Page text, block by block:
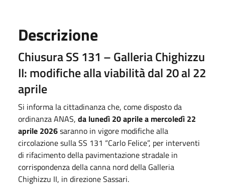
Descrizione
Chiusura SS 131 – Galleria Chighizzu
II: modifiche alla viabilità dal 20 al 22
aprile
Si informa la cittadinanza che, come disposto da
ordinanza ANAS, da lunedì 20 aprile a mercoledì 22
aprile 2026saranno in vigore modifiche alla
circolazione sulla SS 131 “Carlo Felice”, per interventi
di rifacimento della pavimentazione stradale in
corrispondenza della canna nord della Galleria
Chighizzu II, in direzione Sassari.